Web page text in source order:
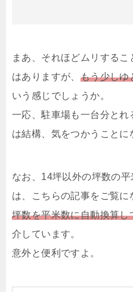
まあ、それほどムリする
はありますが、 もう少しゆ
いう感じでしょうか。
一応、駐車場も一台分と
は結構、気をつかうことに
なお、14坪以外の坪数の
は、こちらの記事をご覧に
坪数を平米数に自動換算
介しています。
意外と便利ですよ。